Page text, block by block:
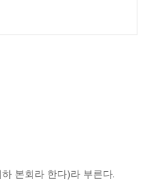
본회라 한다)라 부른다.